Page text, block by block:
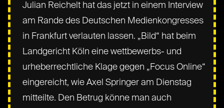
Julian Reichelt hat das jetzt in einem Interview
am Rande des Deutschen Medienkongresses
in Frankfurt verlauten lassen. „Bild“ hat beim
Landgericht Köln eine wettbewerbs- und
urheberrechtliche Klage gegen „Focus Online“
eingereicht, wie Axel Springer am Dienstag
mitteilte. Den Betrug könne man auch